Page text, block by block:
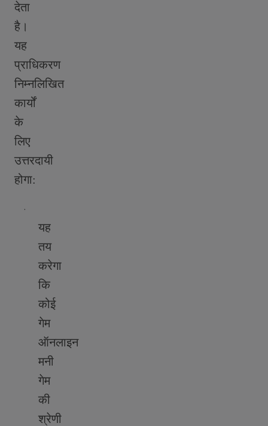
देता
है।
यह
प्राधिकरण
निम्नलिखित
कार्यों
के
लिए
उत्तरदायी
होगा:
·
यह
तय
करेगा
कि
कोई
गेम
ऑनलाइन
मनी
गेम
की
श्रेणी